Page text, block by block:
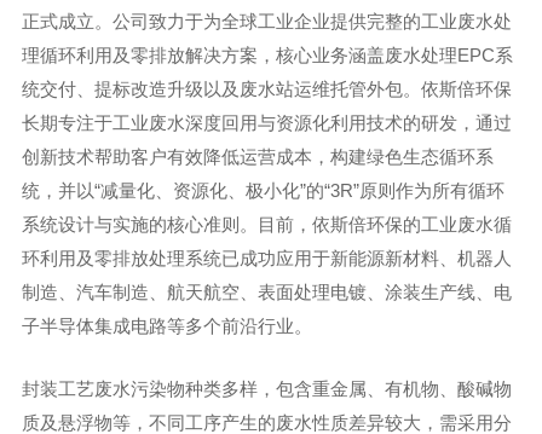
正式成立。公司致力于为全球工业企业提供完整的工业废水处
理循环利用及零排放解决方案，核心业务涵盖废水处理EPC系
统交付、提标改造升级以及废水站运维托管外包。依斯倍环保
长期专注于工业废水深度回用与资源化利用技术的研发，通过
创新技术帮助客户有效降低运营成本，构建绿色生态循环系
统，并以“减量化、资源化、极小化”的“3R”原则作为所有循环
系统设计与实施的核心准则。目前，依斯倍环保的工业废水循
环利用及零排放处理系统已成功应用于新能源新材料、机器人
制造、汽车制造、航天航空、表面处理电镀、涂装生产线、电
子半导体集成电路等多个前沿行业。
封装工艺废水污染物种类多样，包含重金属、有机物、酸碱物
质及悬浮物等，不同工序产生的废水性质差异较大，需采用分